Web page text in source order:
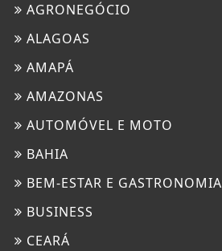
AGRONEGÓCIO
ALAGOAS
AMAPÁ
AMAZONAS
AUTOMÓVEL E MOTO
BAHIA
BEM-ESTAR E GASTRONOMIA
BUSINESS
CEARÁ